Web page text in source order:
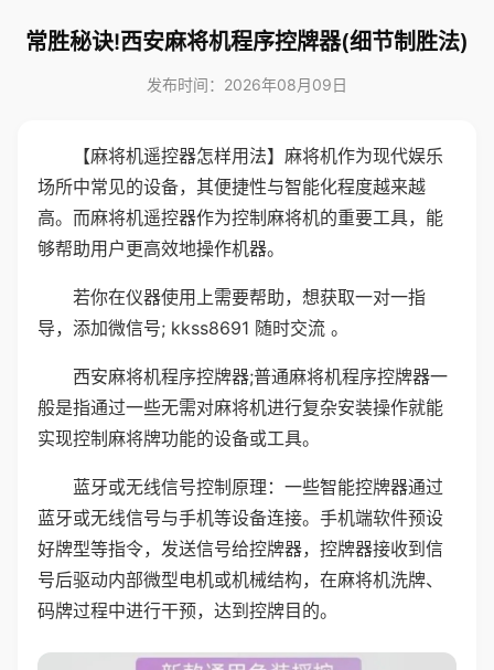
常胜秘诀!西安麻将机程序控牌器(细节制胜法)
发布时间：2026年08月09日
【麻将机遥控器怎样用法】麻将机作为现代娱乐
场所中常见的设备，其便捷性与智能化程度越来越
高。而麻将机遥控器作为控制麻将机的重要工具，能
够帮助用户更高效地操作机器。
若你在仪器使用上需要帮助，想获取一对一指
导，添加微信号; kkss8691 随时交流 。
西安麻将机程序控牌器;普通麻将机程序控牌器一
般是指通过一些无需对麻将机进行复杂安装操作就能
实现控制麻将牌功能的设备或工具。
蓝牙或无线信号控制原理：一些智能控牌器通过
蓝牙或无线信号与手机等设备连接。手机端软件预设
好牌型等指令，发送信号给控牌器，控牌器接收到信
号后驱动内部微型电机或机械结构，在麻将机洗牌、
码牌过程中进行干预，达到控牌目的。